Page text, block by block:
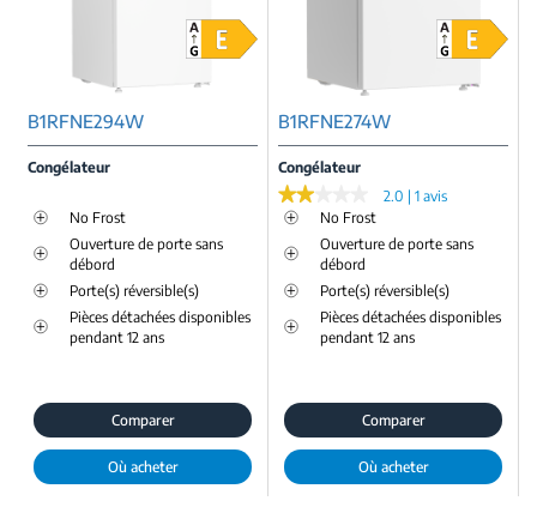
B1RFNE294W
Congélateur
No Frost
Ouverture de porte sans
débord
Porte(s) réversible(s)
Pièces détachées disponibles
pendant 12 ans
Comparer
Où acheter
B1RFNE274W
Congélateur
★★★★★
★★★★★
2.0 | 1 avis
No Frost
Ouverture de porte sans
débord
Porte(s) réversible(s)
Pièces détachées disponibles
pendant 12 ans
Comparer
Où acheter